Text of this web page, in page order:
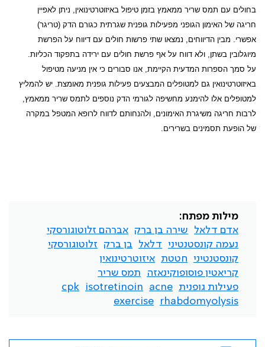
בחולים עם תמס שריר ממאמץ בזמן טיפול באיזוטרטינואין, ניתן לאפיין
חריגה של האימון הגופני מפעילות גופנית שגרתית כגורם הדק (טריגר)
אפשרי. מבין הדיווחים, נמצאו שתי פרשות חולים עם דיווח על הפרשת
מיוגלובין בשתן, ולא דווח על אף פרשת חולים עם ירידה בתפקוד הכליות.
על סמך הספרות המדעית הקיימת, אנו סבורים כי אין מניעה מטיפול
באיזוטרטינואין גם למטופלים המבצעים פעילות גופנית מאומצת. יש להמליץ
למטופלים אלו להימנע מחשיפה לגורמי הדק נוספים לתמס שריר ממאמץ,
לרבות חריגה משיגרת האימונים, ולהנחותם לדווח לרופא המטפל במקרה
של הופעת תסמינים בשרירים.
מילות מפתח:
אדם דלאל
שירה בן ברק
אברהם זלוטוגורסקי
נעמה קונסטנטיני
דלאל בן ברק
זלוטוגורסקי
קונסטנטיני
חטטת
איזוטרטינואין
קריאטין פוסופוקינאזה
תמס שריר
פעילות גופנית
acne
isotretinoin
cpk
rhabdomyolysis
exercise